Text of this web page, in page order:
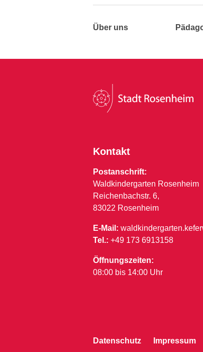
Über uns
Kontakt
Postanschrift:
Waldkindergarten Rosenheim
Reichenbachstr. 6,
83022 Rosenheim
E-Mail:
Tel.: +49 173 6913158
Öffnungszeiten:
08:00 bis 14:00 Uhr
Datenschutz Impressum